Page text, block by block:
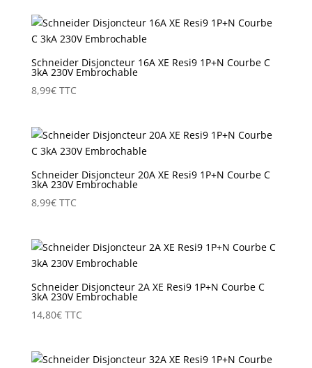
Schneider Disjoncteur 16A XE Resi9 1P+N Courbe C
3kA 230V Embrochable
8,99€ TTC
Schneider Disjoncteur 20A XE Resi9 1P+N Courbe C
3kA 230V Embrochable
8,99€ TTC
Schneider Disjoncteur 2A XE Resi9 1P+N Courbe C
3kA 230V Embrochable
14,80€ TTC